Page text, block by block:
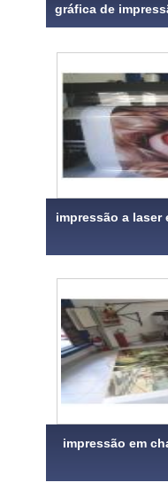
gráfica de
impressão a laser
impressão em